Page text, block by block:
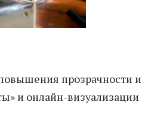
прозрачности и
и онлайн-визуализации